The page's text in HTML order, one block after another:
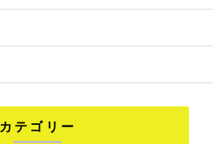
カテゴリー